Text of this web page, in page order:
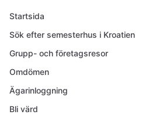
Startsida
Sök efter semesterhus i Kroatien
Grupp- och företagsresor
Omdömen
Ägarinloggning
Bli värd